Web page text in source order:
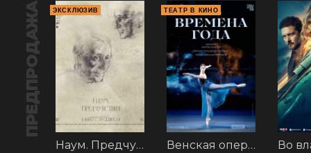
ПРЕДПРОДАЖА ЭКСКЛЮЗИВ
Наум. Предчувствия
ТЕАТР В КИНО
Венская опера: Времена года